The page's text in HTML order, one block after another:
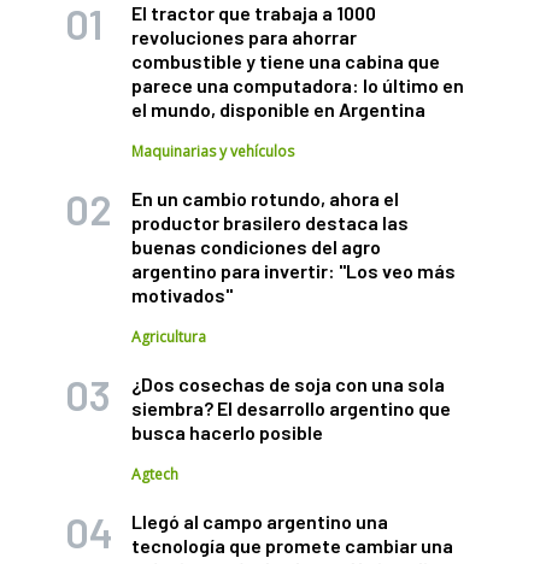
El tractor que trabaja a 1000
revoluciones para ahorrar
combustible y tiene una cabina que
parece una computadora: lo último en
el mundo, disponible en Argentina
Maquinarias y vehículos
En un cambio rotundo, ahora el
productor brasilero destaca las
buenas condiciones del agro
argentino para invertir: "Los veo más
motivados"
Agricultura
¿Dos cosechas de soja con una sola
siembra? El desarrollo argentino que
busca hacerlo posible
Agtech
Llegó al campo argentino una
tecnología que promete cambiar una